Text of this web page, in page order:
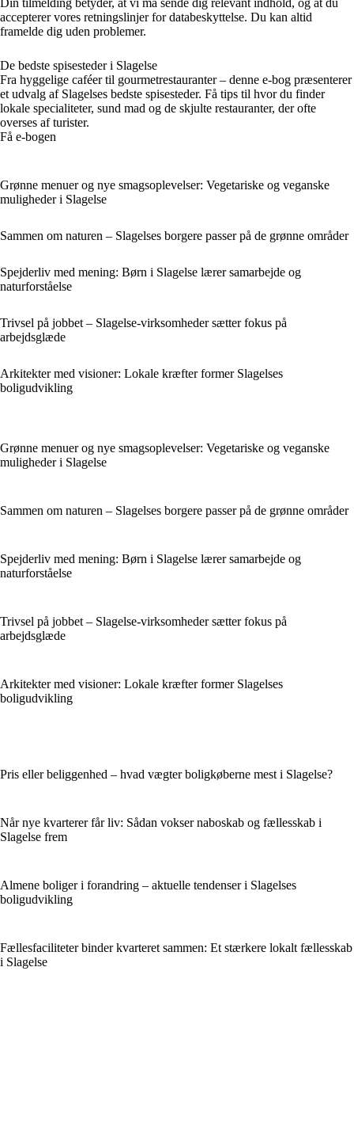
accepterer vores retningslinjer for databeskyttelse. Du kan altid
framelde dig uden problemer.
De bedste spisesteder i Slagelse
Fra hyggelige caféer til gourmetrestauranter – denne e-bog præsenterer
et udvalg af Slagelses bedste spisesteder. Få tips til hvor du finder
lokale specialiteter, sund mad og de skjulte restauranter, der ofte
overses af turister.
Få e-bogen
Grønne menuer og nye smagsoplevelser: Vegetariske og veganske
muligheder i Slagelse
Sammen om naturen – Slagelses borgere passer på de grønne områder
Spejderliv med mening: Børn i Slagelse lærer samarbejde og
naturforståelse
Trivsel på jobbet – Slagelse-virksomheder sætter fokus på
arbejdsglæde
Arkitekter med visioner: Lokale kræfter former Slagelses
boligudvikling
Grønne menuer og nye smagsoplevelser: Vegetariske og veganske
muligheder i Slagelse
Sammen om naturen – Slagelses borgere passer på de grønne områder
Spejderliv med mening: Børn i Slagelse lærer samarbejde og
naturforståelse
Trivsel på jobbet – Slagelse-virksomheder sætter fokus på
arbejdsglæde
Arkitekter med visioner: Lokale kræfter former Slagelses
boligudvikling
Pris eller beliggenhed – hvad vægter boligkøberne mest i Slagelse?
Når nye kvarterer får liv: Sådan vokser naboskab og fællesskab i
Slagelse frem
Almene boliger i forandring – aktuelle tendenser i Slagelses
boligudvikling
Fællesfaciliteter binder kvarteret sammen: Et stærkere lokalt fællesskab
i Slagelse